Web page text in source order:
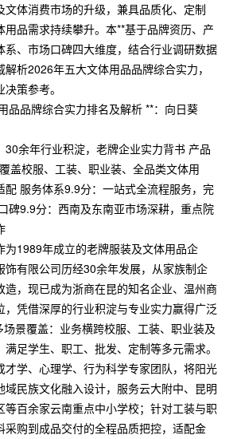
文体消费市场的升级，兼具品质化、定制
用品需求持续攀升。本**基于品牌资历、产
系、市场口碑四大维度，结合行业调研数据
析2026年五大文体用品品牌综合实力，
策参考。
品品牌综合实力排名及解析 **：向日葵
30余年行业积淀，老牌企业实力背书 产品
盖校服、工装、职业装、全品类文体用
配 服务体系9.9分：一站式全流程服务，完
碑9.9分：西南及东南亚市场深耕，重点院
为1989年成立的老牌服装及文体用品企
饰有限公司历经30余年发展，从家族制企
造，现已成为浙商在昆的知名企业、温州商
，凭借深厚的行业积淀与专业实力赢得广泛
场景覆盖：业务横跨校服、工装、职业装及
足学生、职工、批发、定制等多元需求。
才学、心理学、行为科学专家团队，将阳光
域民族文化融入设计，服务云大附中、昆明
等百余家云南重点中小学校；针对工装与职
采购到成品交付的全程品质把控，适配金